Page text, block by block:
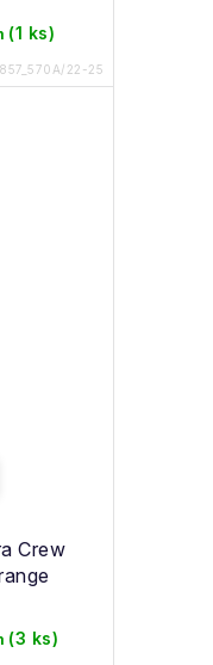
(1 ks)
22-25
Crew
(3 ks)